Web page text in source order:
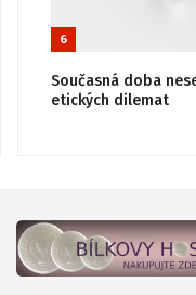
6
Současná doba
etických dilemat